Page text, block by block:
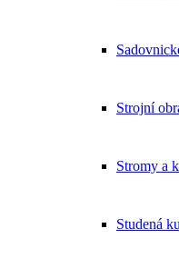
Strojní
Stromy a
Studená